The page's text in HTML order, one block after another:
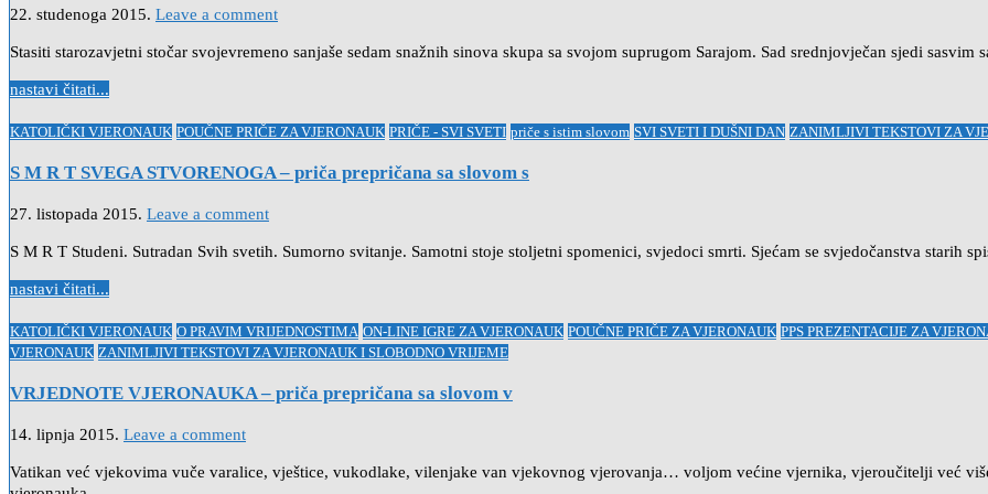
22. studenoga 2015. Leave a comment
Stasiti starozavjetni stočar svojevremeno sanjaše sedam snažnih sinova skupa sa svojom suprugom Sarajom. Sad srednjovječan sjedi sasvim
nastavi čitati...
Posted
KATOLIČKI VJERONAUK POUČNE PRIČE ZA VJERONAUK PRIČE - SVI SVETI priče s istim slovom SVI SVETI I DUŠNI DAN ZANIMLJIVI TEKSTOVI ZA
S M R T SVEGA STVORENOGA – priča prepričana sa slovom s
27. listopada 2015. Leave a comment
S M R T Studeni. Sutradan Svih svetih. Sumorno svitanje. Samotni stoje stoljetni spomenici, svjedoci smrti. Sjećam se svjedočanstva starih
nastavi čitati...
Posted
in
KATOLIČKI VJERONAUK O PRAVIM VRIJEDNOSTIMA ON-LINE IGRE ZA VJERONAUK POUČNE PRIČE ZA VJERONAUK PPS PREZENTACIJE ZA
VJERONAUK ZANIMLJIVI TEKSTOVI ZA VJERONAUK I SLOBODNO VRIJEME
VRJEDNOTE VJERONAUKA – priča prepričana sa slovom v
14. lipnja 2015. Leave a comment
Vatikan već vjekovima vuče varalice, vještice, vukodlake, vilenjake van vjekovnog vjerovanja… voljom većine vjernika, vjeroučitelji već